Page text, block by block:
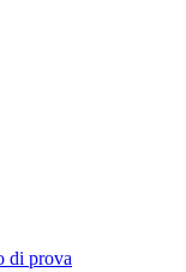
di prova